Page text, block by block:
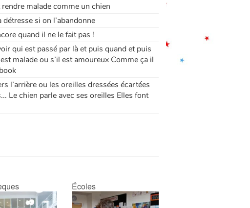
malade comme un chien
si on l’abandonne
quand il ne le fait pas !
qui est passé par là et puis quand et puis
malade ou s’il est amoureux Comme ça il
l’arrière ou les oreilles dressées écartées
Le chien parle avec ses oreilles Elles font
Écoles